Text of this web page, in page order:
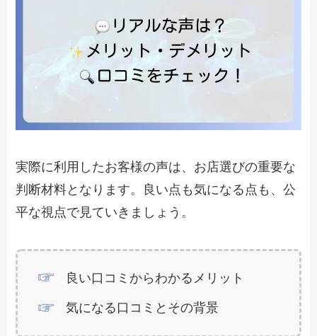
実際に利用したお客様の声は、お店選びの重要な
判断材料となります。良い点も気になる点も、公
平な視点で見ていきましょう。
良い口コミからわかるメリット
気になる口コミとその背景